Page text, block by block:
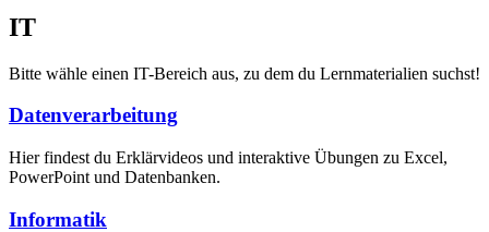
IT
Bitte wähle einen IT-Bereich aus, zu dem du Lernmaterialien suchst!
Datenverarbeitung
Hier findest du Erklärvideos und interaktive Übungen zu Excel,
PowerPoint und Datenbanken.
Informatik